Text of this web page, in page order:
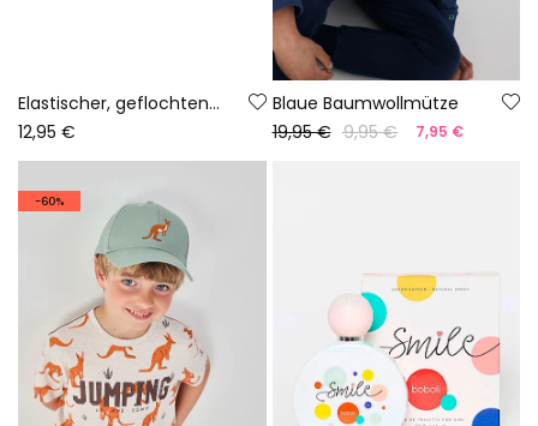
Elastischer, geflochtener Gürtel für Jungen in Marineblau
12,95 €
Blaue Baumwollmütze
19,95 € 9,95 € 7,95 €
-60%